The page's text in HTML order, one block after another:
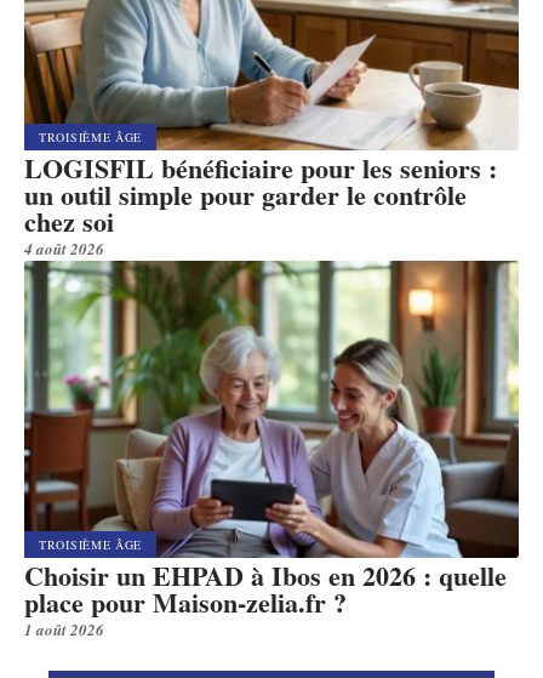
TROISIÈME ÂGE
LOGISFIL bénéficiaire pour les seniors :
un outil simple pour garder le contrôle
chez soi
4 août 2026
TROISIÈME ÂGE
Choisir un EHPAD à Ibos en 2026 : quelle
place pour Maison-zelia.fr ?
1 août 2026